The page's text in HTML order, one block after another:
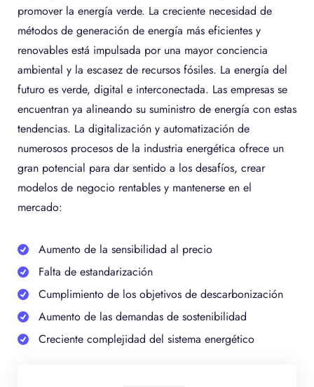
promover la energía verde. La creciente necesidad de
métodos de generación de energía más eficientes y
renovables está impulsada por una mayor conciencia
ambiental y la escasez de recursos fósiles. La energía del
futuro es verde, digital e interconectada. Las empresas se
encuentran ya alineando su suministro de energía con estas
tendencias. La digitalización y automatización de
numerosos procesos de la industria energética ofrece un
gran potencial para dar sentido a los desafíos, crear
modelos de negocio rentables y mantenerse en el
mercado:
Aumento de la sensibilidad al precio
Falta de estandarización
Cumplimiento de los objetivos de descarbonización
Aumento de las demandas de sostenibilidad
Creciente complejidad del sistema energético